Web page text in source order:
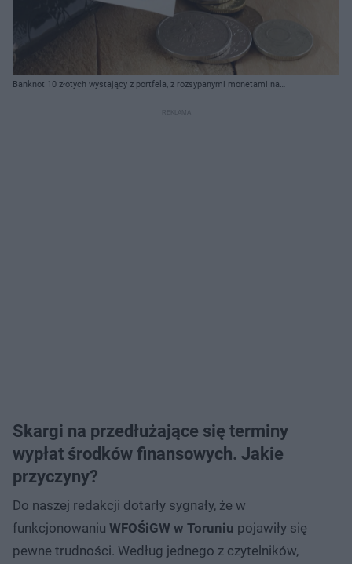
Banknot 10 złotych wystający z portfela, z rozsypanymi monetami na
przeczytasz o podwyżkach cen w małych firmach i ich wpływie na polską
Skargi na przedłużające się terminy
wypłat środków finansowych. Jakie
przyczyny?
Do naszej redakcji dotarły sygnały, że w
funkcjonowaniu WFOŚiGW w Toruniu pojawiły się
pewne trudności. Według jednego z czytelników,